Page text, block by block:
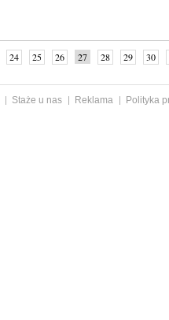
24 25 26 27 28 29 30
Staże u nas Reklama
Polityka